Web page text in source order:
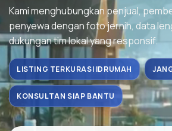
Kami menghubungkan penjual,
penyewa dengan foto jernih, data
dukungan tim lokal yang responsif.
LISTING TERKURASI IDRUMAH
KONSULTAN SIAP BANTU